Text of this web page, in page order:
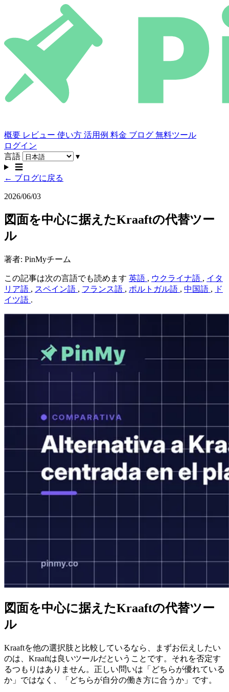
概要 レビュー 使い方 活用例 料金 ブログ 無料ツール
ログイン
言語
▾
☰
← ブログに戻る
2026/06/03
図面を中心に据えたKraaftの代替ツー
ル
著者: PinMyチーム
この記事は次の言語でも読めます 英語 , ウクライナ語 , イタ
リア語 , スペイン語 , フランス語 , ポルトガル語 , 中国語 , ド
イツ語 .
図面を中心に据えたKraaftの代替ツー
ル
Kraaftを他の選択肢と比較しているなら、まずお伝えしたい
のは、Kraaftは良いツールだということです。それを否定す
るつもりはありません。正しい問いは「どちらが優れている
か」ではなく、「どちらが自分の働き方に合うか」です。